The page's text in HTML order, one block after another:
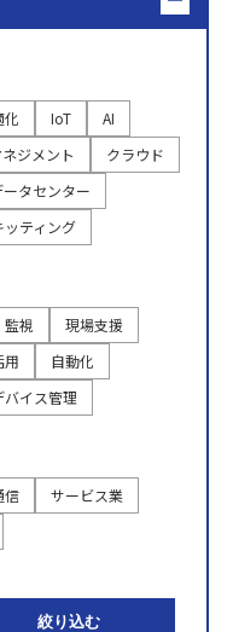
化 IoT
AI
ジメント
クラウド
ータセンター
ッティング
視
現場支援
用
自動化
バイス管理
信
サービス業
絞り込む